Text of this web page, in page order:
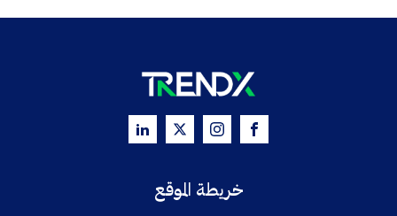
خريطة الموقع